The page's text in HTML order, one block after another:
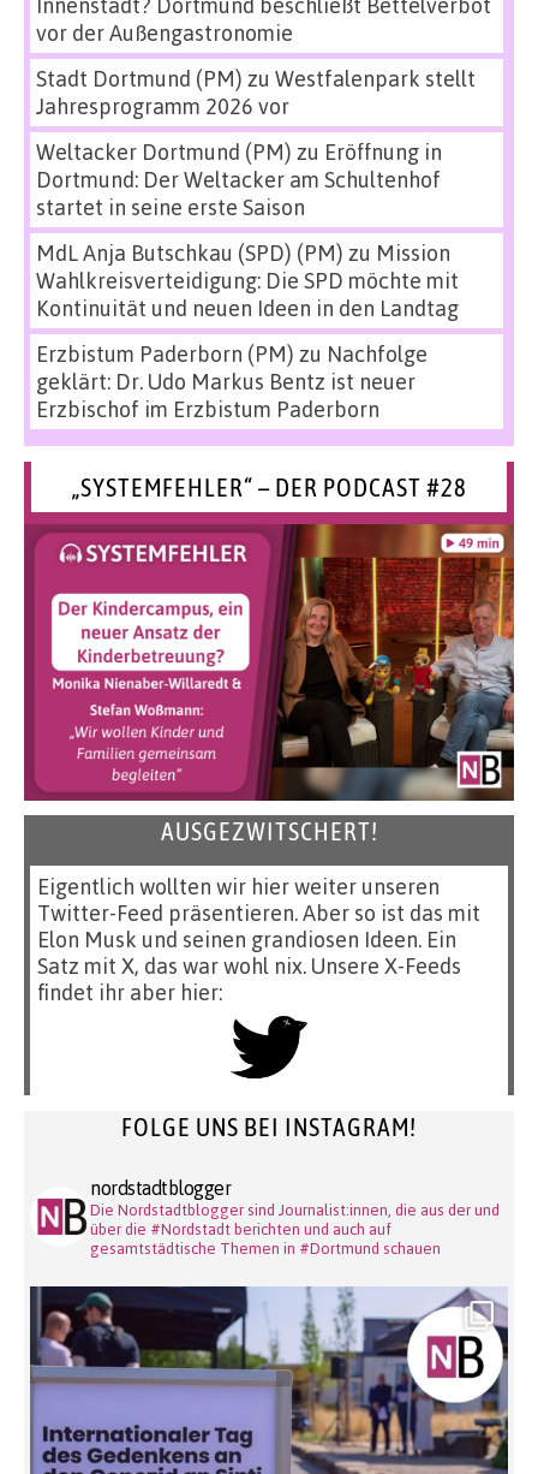
vor der Außengastronomie
Stadt Dortmund (PM) zu Westfalenpark stellt
Jahresprogramm 2026 vor
Weltacker Dortmund (PM) zu Eröffnung in
Dortmund: Der Weltacker am Schultenhof
startet in seine erste Saison
MdL Anja Butschkau (SPD) (PM) zu Mission
Wahlkreisverteidigung: Die SPD möchte mit
Kontinuität und neuen Ideen in den Landtag
Erzbistum Paderborn (PM) zu Nachfolge
geklärt: Dr. Udo Markus Bentz ist neuer
Erzbischof im Erzbistum Paderborn
„SYSTEMFEHLER“ – DER PODCAST #28
AUSGEZWITSCHERT!
Eigentlich wollten wir hier weiter unseren
Twitter-Feed präsentieren. Aber so ist das mit
Elon Musk und seinen grandiosen Ideen. Ein
Satz mit X, das war wohl nix. Unsere X-Feeds
findet ihr aber hier:
FOLGE UNS BEI INSTAGRAM!
nordstadtblogger
Die Nordstadtblogger sind Journalist:innen, die aus der und
über die #Nordstadt berichten und auch auf
gesamtstädtische Themen in #Dortmund schauen